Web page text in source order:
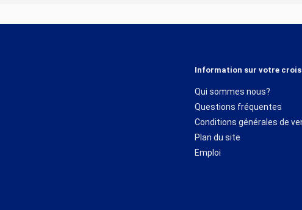
Information sur votre
Qui sommes nous?
Questions fréquentes
Conditions générales de
Plan du site
Emploi